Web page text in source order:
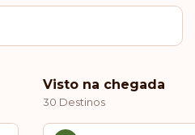
Visto na chegada
30 Destinos